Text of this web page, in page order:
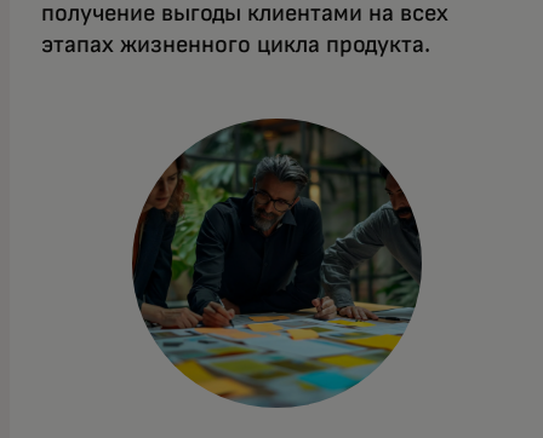
получение выгоды клиентами на всех
этапах жизненного цикла продукта.